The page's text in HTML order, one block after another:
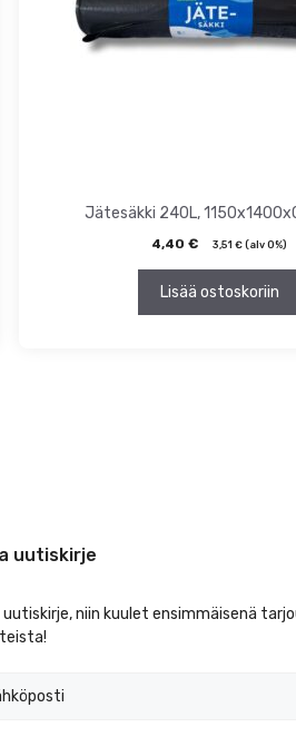
Jätesäkki 240L,
4,40 € 3,51 € (alv 0%)
Lisää ostoskoriin
uutiskirje
uutiskirje, niin kuulet ensimmäisenä